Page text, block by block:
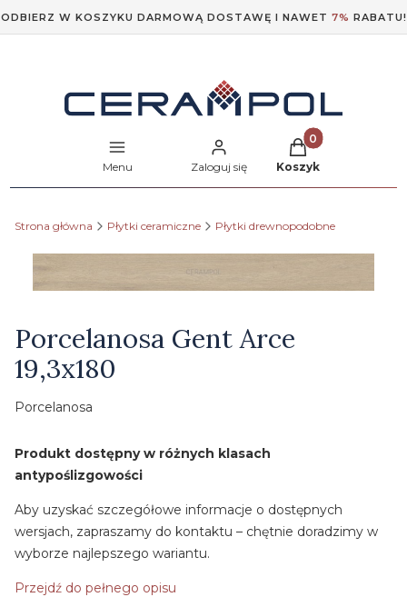
ODBIERZ W KOSZYKU DARMOWĄ DOSTAWĘ I NAWET 7% RABATU!
Menu Zaloguj się
Produkty w
Koszyk
Strona główna Płytki ceramiczne Płytki drewnopodobne
Porcelanosa Gent Arce
19,3x180
Porcelanosa
Produkt dostępny w różnych klasach
antypoślizgowości
Aby uzyskać szczegółowe informacje o dostępnych
wersjach, zapraszamy do kontaktu – chętnie doradzimy w
wyborze najlepszego wariantu.
Przejdź do pełnego opisu